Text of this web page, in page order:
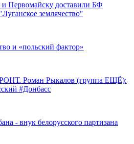
Первомайску доставили БФ
землячество"
и «польский фактор»
Роман Рыкалов (группа ЕЩЁ):
#Донбасс
- внук белорусского партизана